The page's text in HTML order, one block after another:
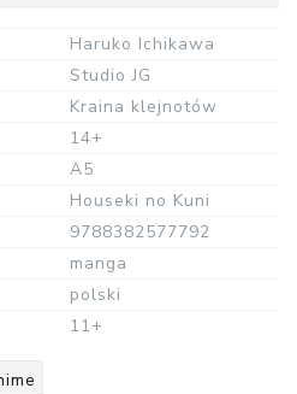
Haruko Ichikawa
Studio JG
Kraina klejnotów
14+
A5
Houseki no Kuni
9788382577792
manga
polski
11+